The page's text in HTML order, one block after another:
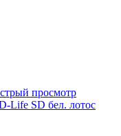
просмотр
Life SD бел. лотос